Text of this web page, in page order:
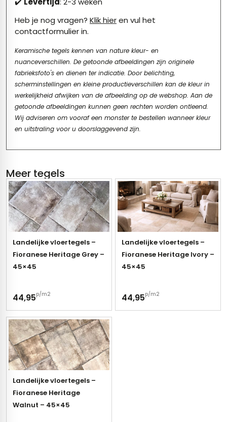
Heb je nog vragen? Klik hieren vul het
contactformulier in.
Keramische tegels kennen van nature kleur- en
nuanceverschillen. De getoonde afbeeldingen zijn originele
fabrieksfoto's en dienen ter indicatie. Door belichting,
scherminstellingen en kleine productieverschillen kan de kleur in
werkelijkheid afwijken van de afbeelding op de webshop. Aan de
getoonde afbeeldingen kunnen geen rechten worden ontleend.
Wij adviseren om vooraf een monster te bestellen wanneer kleur
en uitstraling voor u doorslaggevend zijn.
Meer tegels
Landelijke vloertegels –
Fioranese Heritage Grey –
45×45
44,95p/m2
Landelijke vloertegels –
Fioranese Heritage Ivory –
45×45
44,95p/m2
Landelijke vloertegels –
Fioranese Heritage
Walnut – 45×45